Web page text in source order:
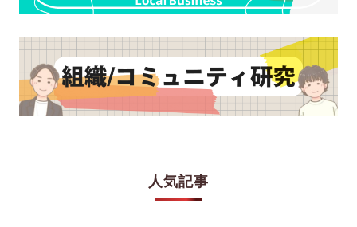
人気記事